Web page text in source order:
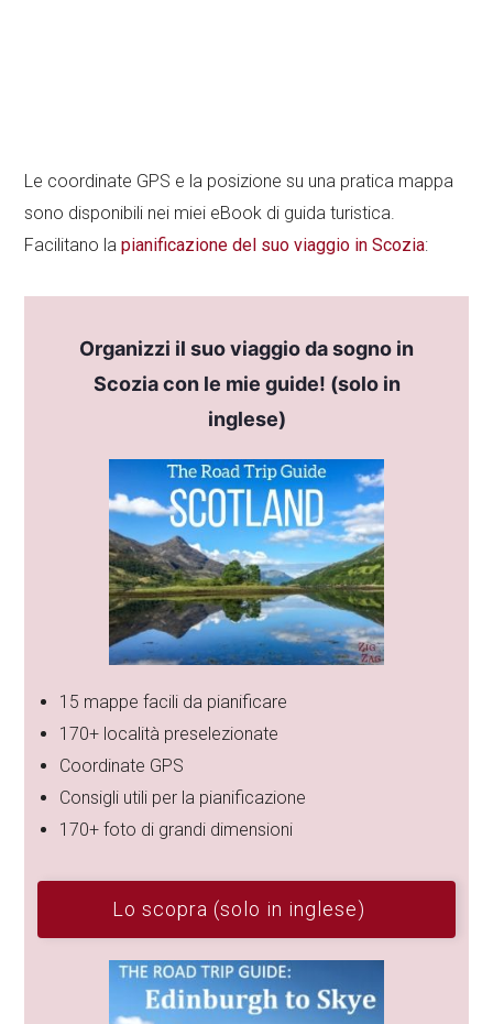
Le coordinate GPS e la posizione su una pratica mappa
sono disponibili nei miei eBook di guida turistica.
Facilitano lapianificazione del suo viaggio in Scozia:
Organizzi il suo viaggio da sogno in
Scozia con le mie guide! (solo in
inglese)
15 mappe facili da pianificare
170+ località preselezionate
Coordinate GPS
Consigli utili per la pianificazione
170+ foto di grandi dimensioni
Lo scopra (solo in inglese)